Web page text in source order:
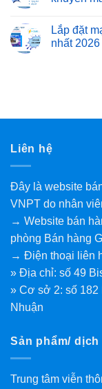
Lắp đặt
nhất 2026
Liên hệ
Đây là website
VNPT do nhân
→ Website bán
phòng Bán hàng
→ Điện thoại liên
» Địa chỉ: số 49
» Cơ sở 2: số 182
Nhuận
Sản phẩm/ dịch
Trung tâm viễn